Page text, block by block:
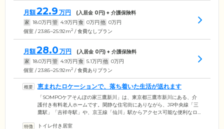
月額22.9 万円 (入居金 0 円) + 介護保険料
家 18.0万円 管 4.9万円 食 0万円 他 0万円
個室 / 23.85~25.92m2 / 食費なしプラン
月額28.0 万円 (入居金 0 円) + 介護保険料
家 18.0万円 管 4.9万円 食 5.1万円 他 0万円
個室 / 23.85~25.92m2 / 食費ありプラン
恵まれたロケーションで、落ち着いた生活が送れます
「SOMPOケアそんぽの家三鷹新川」は、東京都三鷹市新川にある、介
護付き有料老人ホームです。閑静な住宅街にありながら、JR中央線「三
鷹駅」「吉祥寺駅」や、京王線「仙川」駅からアクセス可能な便利なロ
訪も安心です。また、徒歩圏内にスーパーやコンビニ、郵便局があり、
トイレ付き居室